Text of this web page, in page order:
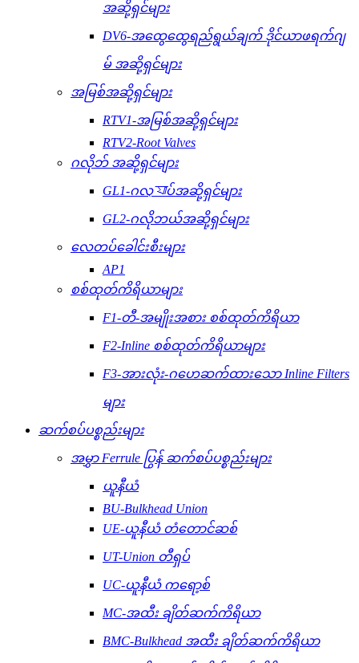
အဆို့ရှင်များ
DV6-အထွေထွေရည်ရွယ်ချက် ဒိုင်ယာဖရက်ဂျ
မ် အဆို့ရှင်များ
အမြစ်အဆို့ရှင်များ
RTV1-အမြစ်အဆို့ရှင်များ
RTV2-Root Valves
ဂလိုဘ် အဆို့ရှင်များ
GL1-ဂလ্যাပ်အဆို့ရှင်များ
GL2-ဂလိုဘယ်အဆို့ရှင်များ
လေတပ်ခေါင်းစီးများ
AP1
စစ်ထုတ်ကိရိယာများ
F1-တီ-အမျိုးအစား စစ်ထုတ်ကိရိယာ
F2-Inline စစ်ထုတ်ကိရိယာများ
F3-အားလုံး-ဂဟေဆက်ထားသော Inline Filters
များ
ဆက်စပ်ပစ္စည်းများ
အမွှာ Ferrule ပြွန် ဆက်စပ်ပစ္စည်းများ
ယူနီယံ
BU-Bulkhead Union
UE-ယူနီယံ တံတောင်ဆစ်
UT-Union တီရှပ်
UC-ယူနီယံ ကရော့စ်
MC-အထီး ချိတ်ဆက်ကိရိယာ
BMC-Bulkhead အထီး ချိတ်ဆက်ကိရိယာ